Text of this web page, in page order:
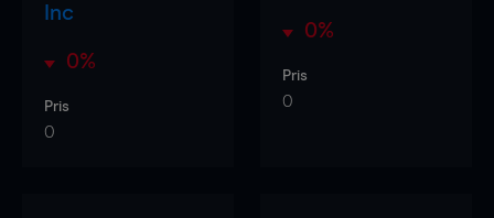
Inc
0%
Pris
0
0%
Pris
0